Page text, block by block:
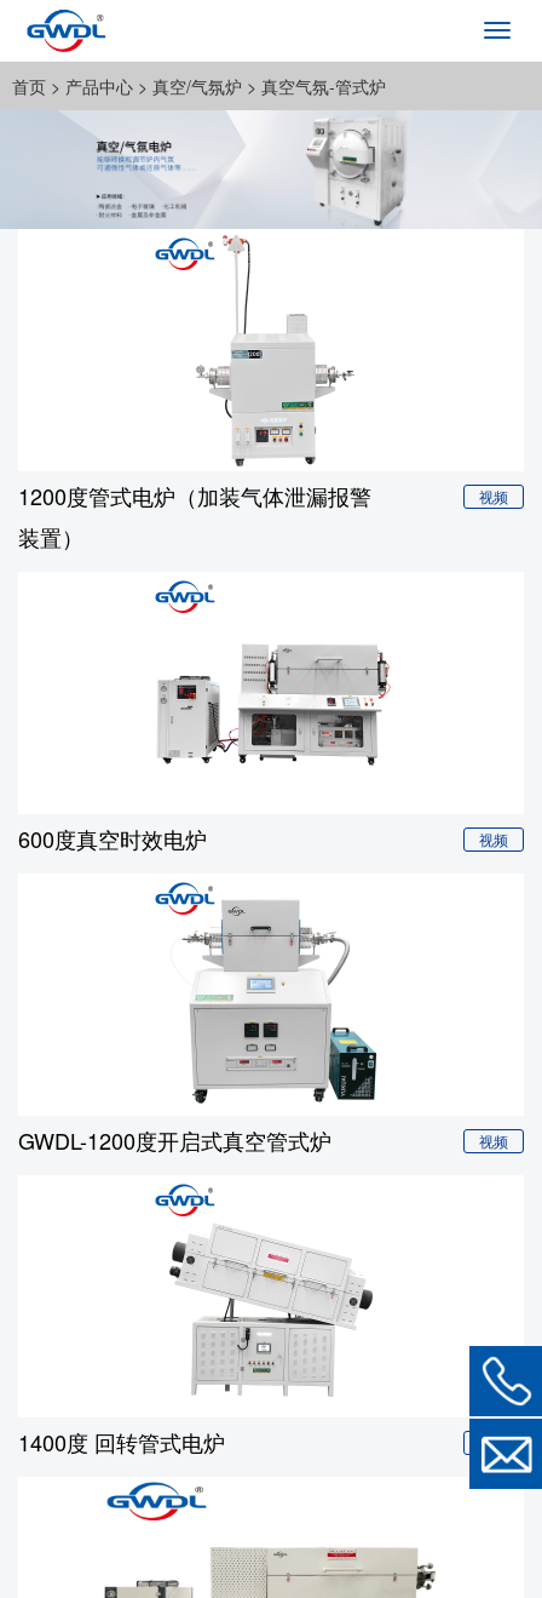
首页 > 产品中心 > 真空/气氛炉 > 真空气氛-管式炉
1200度管式电炉（加装气体泄漏报警
装置）
视频
600度真空时效电炉 视频
GWDL-1200度开启式真空管式炉 视频
1400度 回转管式电炉 视频